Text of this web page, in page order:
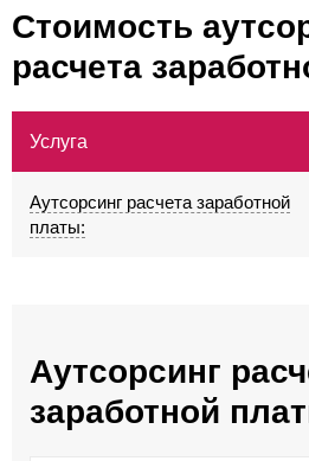
Стоимость
расчета
Услуга
Аутсорсинг расчета заработной
платы:
Аутсорсинг
заработной